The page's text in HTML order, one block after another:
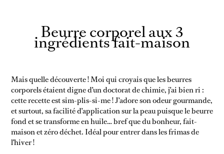
NEWSSSSSS
DÉFI SANS
SUPERMARCHÉ
Beurre corporel aux 3
ingrédients fait-maison
Mais quelle découverte ! Moi qui croyais que les beurres
corporels étaient digne d’un doctorat de chimie, j’ai bien ri :
cette recette est sim-plis-si-me ! J’adore son odeur gourmande,
et surtout, sa facilité d’application sur la peau puisque le beurre
fond et se transforme en huile… bref que du bonheur, fait-
maison et zéro déchet. Idéal pour entrer dans les frimas de
l’hiver !